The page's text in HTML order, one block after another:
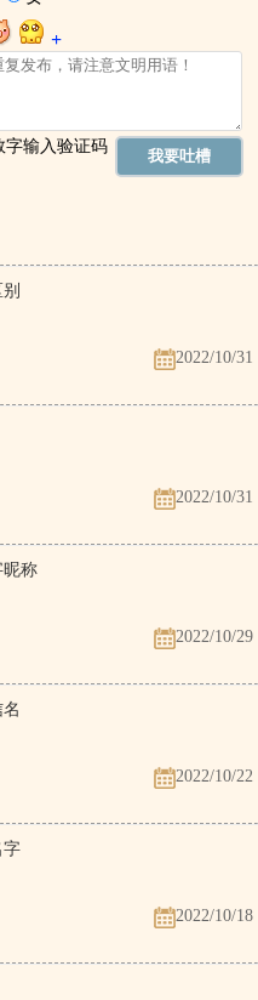
2022/10/31
2022/10/31
昵称
2022/10/29
2022/10/22
字
2022/10/18